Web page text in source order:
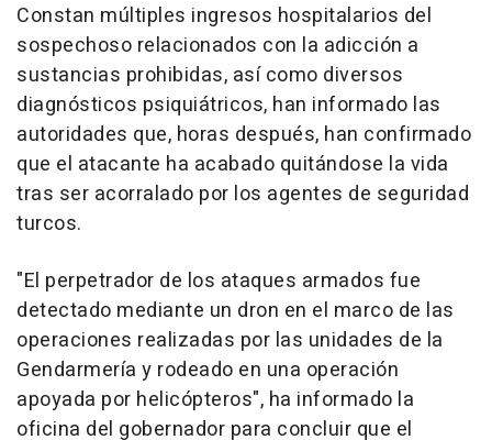
Constan múltiples ingresos hospitalarios del
sospechoso relacionados con la adicción a
sustancias prohibidas, así como diversos
diagnósticos psiquiátricos, han informado las
autoridades que, horas después, han confirmado
que el atacante ha acabado quitándose la vida
tras ser acorralado por los agentes de seguridad
turcos.
"El perpetrador de los ataques armados fue
detectado mediante un dron en el marco de las
operaciones realizadas por las unidades de la
Gendarmería y rodeado en una operación
apoyada por helicópteros", ha informado la
oficina del gobernador para concluir que el